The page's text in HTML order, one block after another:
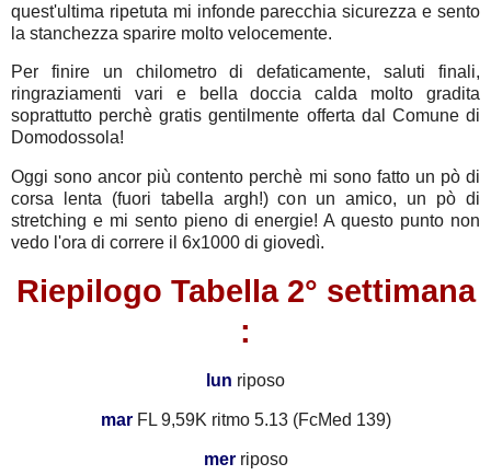
quest'ultima ripetuta mi infonde parecchia sicurezza e sento
la stanchezza sparire molto velocemente.
Per finire un chilometro di defaticamente, saluti finali,
ringraziamenti vari e bella doccia calda molto gradita
soprattutto perchè gratis gentilmente offerta dal Comune di
Domodossola!
Oggi sono ancor più contento perchè mi sono fatto un pò di
corsa lenta (fuori tabella argh!) con un amico, un pò di
stretching e mi sento pieno di energie! A questo punto non
vedo l'ora di correre il 6x1000 di giovedì.
Riepilogo Tabella 2° settimana
:
lun riposo
marFL 9,59K ritmo 5.13 (FcMed 139)
merriposo